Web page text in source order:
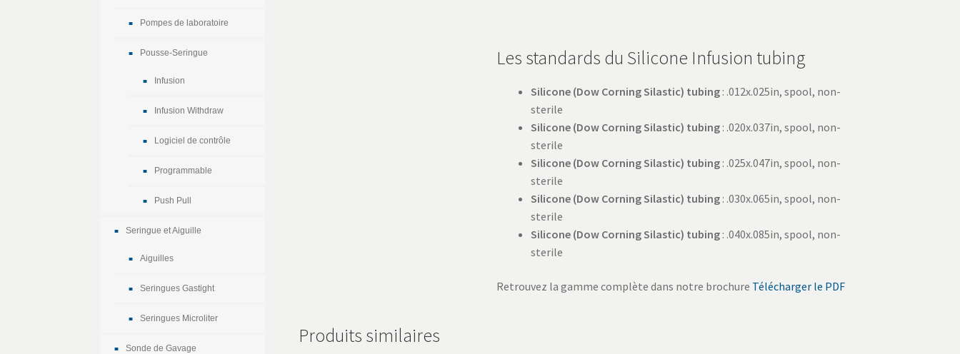
Les standards du Silicone Infusion tubing
Silicone (Dow Corning Silastic) tubing : .012x.025in, spool, non-
sterile
Silicone (Dow Corning Silastic) tubing : .020x.037in, spool, non-
sterile
Silicone (Dow Corning Silastic) tubing : .025x.047in, spool, non-
sterile
Silicone (Dow Corning Silastic) tubing : .030x.065in, spool, non-
sterile
Silicone (Dow Corning Silastic) tubing : .040x.085in, spool, non-
sterile
Retrouvez la gamme complète dans notre brochure Télécharger le PDF
Produits similaires
Pompes de laboratoire
Pousse-Seringue
Infusion
Infusion Withdraw
Logiciel de contrôle
Programmable
Push Pull
Seringue et Aiguille
Aiguilles
Seringues Gastight
Seringues Microliter
Sonde de Gavage